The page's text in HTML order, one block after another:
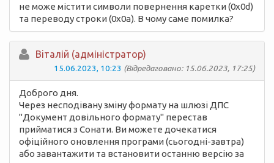
не може містити символи повернення каретки (0x0d)
та переводу строки (0x0a). В чому саме помилка?
Вiталій (адміністратор)
15.06.2023, 10:23 (Відредаговано: 15.06.2023, 17:25)
Доброго дня.
Через несподівану зміну формату на шлюзі ДПС
"Документ довільного формату" перестав
прийматися з Сонати. Ви можете дочекатися
офіційного оновлення програми (сьогодні-завтра)
або завантажити та встановити останню версію за